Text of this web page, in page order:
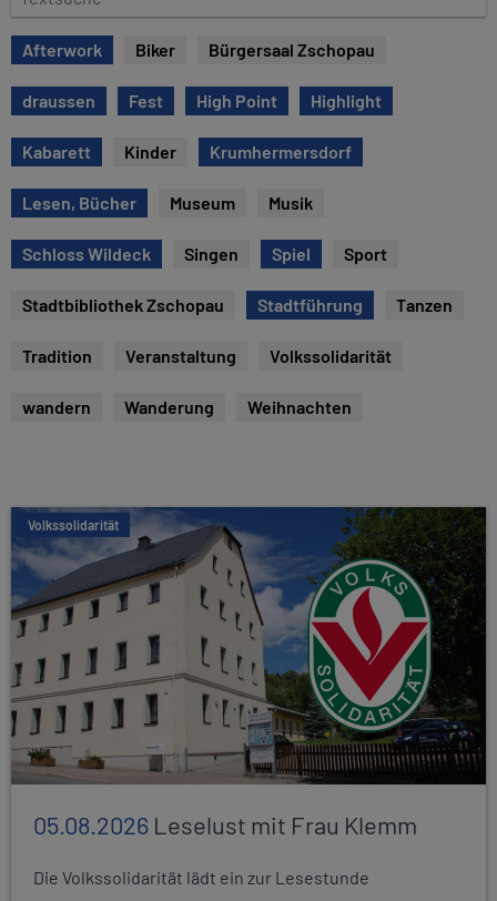
m
e
x
t
s
u
c
e
Afterwork Biker Bürgersaal Zschopau
draussen Fest High Point Highlight
Kabarett Kinder Krumhermersdorf
Lesen, Bücher Museum Musik
Schloss Wildeck Singen Spiel Sport
Stadtbibliothek Zschopau Stadtführung Tanzen
Tradition Veranstaltung Volkssolidarität
wandern Wanderung Weihnachten
Volkssolidarität
05.08.2026 Leselust mit Frau Klemm
Die Volkssolidarität lädt ein zur Lesestunde